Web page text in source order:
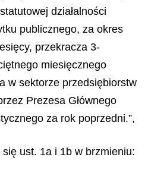
działalności
publicznego, za okres
przekracza 3-
miesięcznego
w sektorze przedsiębiorstw
Prezesa Głównego
za rok poprzedni.”,
ust. 1a i 1b w brzmieniu: